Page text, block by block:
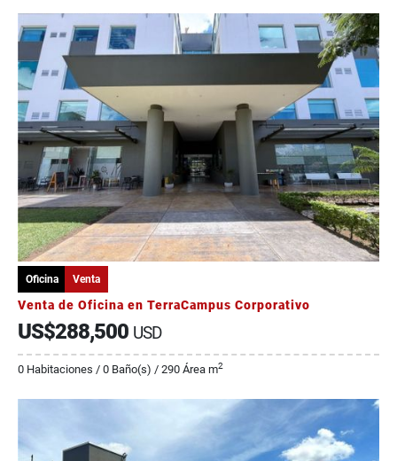
Oficina Venta
Venta de Oficina en TerraCampus Corporativo
US$288,500 USD
0 Habitaciones / 0 Baño(s) / 290 Área m2